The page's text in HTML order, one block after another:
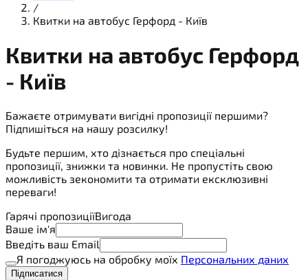
/
Квитки на автобус Герфорд - Київ
Квитки на автобус Герфорд
- Київ
Бажаєте отримувати вигідні пропозиції першими?
Підпишіться на нашу розсилку!
Будьте першим, хто дізнається про спеціальні
пропозиції, знижки та новинки. Не пропустіть свою
можливість зекономити та отримати ексклюзивні
переваги!
Гарячі пропозиціїВигода
Ваше ім'я
Введіть ваш Email
Я погоджуюсь на обробку моїх Персональних даних
Підписатися